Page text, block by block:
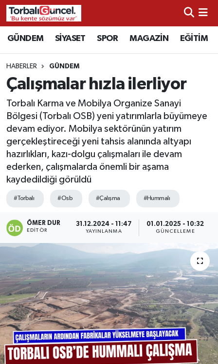
GÜNDEM SİYASET SPOR MAGAZİN EĞİTİM
HABERLER GÜNDEM
Çalışmalar hızla ilerliyor
Torbalı Karma ve Mobilya Organize Sanayi
Bölgesi (Torbalı OSB) yeni yatırımlarla büyümeye
devam ediyor. Mobilya sektörünün yatırım
gerçekleştireceği yeni tahsis alanında altyapı
hazırlıkları, kazı-dolgu çalışmaları ile devam
ederken, çalışmalarda önemli bir aşama
kaydedildiği görüldü
#Torbalı #Osb #Çalışma #Hummalı
ÖMER DUR
EDITÖR
31.12.2024 - 11:47
YAYINLANMA
01.01.2025 - 10:32
GÜNCELLEME
İzmir Nöbetçi Eczaneler
İzmir Hava Durumu
İzmir Namaz Vakitleri
İzmir Trafik Yoğunluk Haritası
Süper Lig Puan Durumu ve Fikstür
Tüm Manşetler
Son Dakika Haberleri